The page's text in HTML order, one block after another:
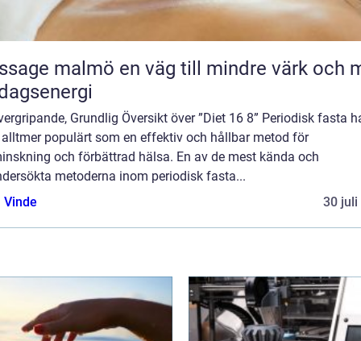
en väg till mindre värk och mer
Grundlig Översikt över ”Diet 16 8” Periodisk fasta
populärt som en effektiv och hållbar metod för
och förbättrad hälsa. En av de mest kända och
metoderna inom periodisk fasta...
Vinde
30 juli